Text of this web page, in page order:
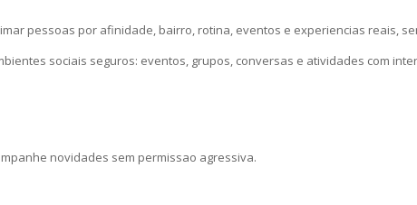
pessoas por afinidade, bairro, rotina, eventos e experiencias reais,
sociais seguros: eventos, grupos, conversas e atividades com
novidades sem permissao agressiva.